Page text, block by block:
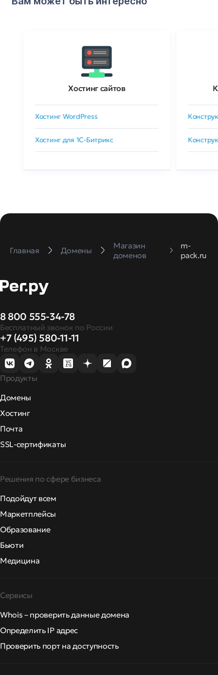
Хостинг сайтов
Хостинг WordPress
Хостинг для 1C-Битрикс
Главная Домены
Магазин
доменов
m-
pack.ru
8 800 555-34-78
Бесплатный звонок по России
+7 (495) 580-11-11
Телефон в Москве
Продукты
Домены
Хостинг
Почта
SSL-сертификаты
Решения по сфере бизнеса
Подойдут всем
Маркетплейсы
Образование
Бьюти
Медицина
Сервисы
Whois – проверить данные домена
Определить IP адрес
Проверить порт на доступность